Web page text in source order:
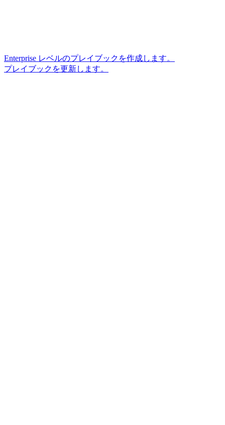
Enterprise レベルのプレイブックを作成します。
プレイブックを更新します。